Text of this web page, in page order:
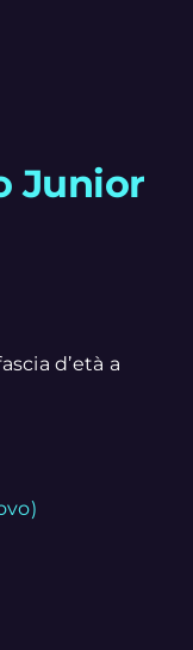
Junior
d’età a